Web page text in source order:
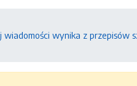
wynika z przepisów